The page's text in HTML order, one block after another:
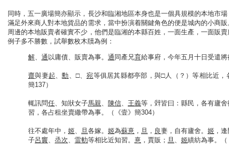
同時，五一廣場簡亦顯示，長沙和臨湘地區本身也是一個具規模的本地市
滿足外來商人對本地貨品的需求，當中扮演着關鍵角色的便是城內的小商
周邊的本地販賣者確實不少，他們是臨湘的本縣百姓，一面生產，一面販
例子多不勝數，試舉數枚木牘為例：
解、 通 以庸債、販賣為事。 通 同產兄育給事府，今年五月十日受遣
齋與妻起、勳、□、宛等俱居其縣都亭部，與□人（？）等相比近，
簡137）
輒訊問任、知狀女子馬親、 陳信、 王義等，辤皆曰：縣民，各有廬
習，各占租坐賣繖帶為事。（《壹》簡304）
往不處年中， 姬、 旦各嫁。 姬為蘇憙 ， 旦 ， 良妻，自有廬舍。 姬 ，
子呂竇、 烝次、 雷䡃等相比近知習。 憙 ，賈販； 旦、 姬績紡為事。